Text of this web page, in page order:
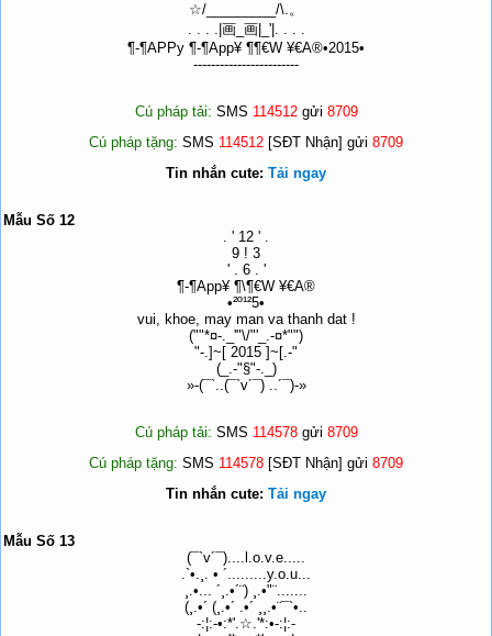
☆/_________/\.。
. . . .|画_画|_'|. . . .
¶-¶APPy ¶-¶App¥ ¶¶€W ¥€A®•2015•
------------------------
Cú pháp tải: SMS 114512gửi 8709
Cú pháp tặng: SMS 114512 [SĐT Nhận] gửi 8709
Tin nhắn cute: Tải ngay
Mẫu Số 12
. ' 12 ' .
9 ! 3
' . 6 . '
¶-¶App¥ ¶\¶€W ¥€A®
•²º¹²5•
vui, khoe, may man va thanh dat !
(""*¤-._'"\/"'_.-¤*"")
"-.]~[ 2015 ]~[.-"
(_.-"§"-._)
»-(¯`..(¯`v´¯) ..´¯)-»
Cú pháp tải: SMS 114578gửi 8709
Cú pháp tặng: SMS 114578 [SĐT Nhận] gửi 8709
Tin nhắn cute: Tải ngay
Mẫu Số 13
(¯`v´¯)....l.o.v.e.....
.`•.¸. • ´.........y.o.u...
¸.•... ´¸.•´¨) ¸.•"¨.......
(¸.•´ (¸.•´ .•´ ¸¸.•¨¯`•..
-:¦:-•:*'.☆.'*:•-:¦:-